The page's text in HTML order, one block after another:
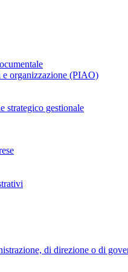
organizzazione (PIAO)
strategico gestionale
di direzione o di